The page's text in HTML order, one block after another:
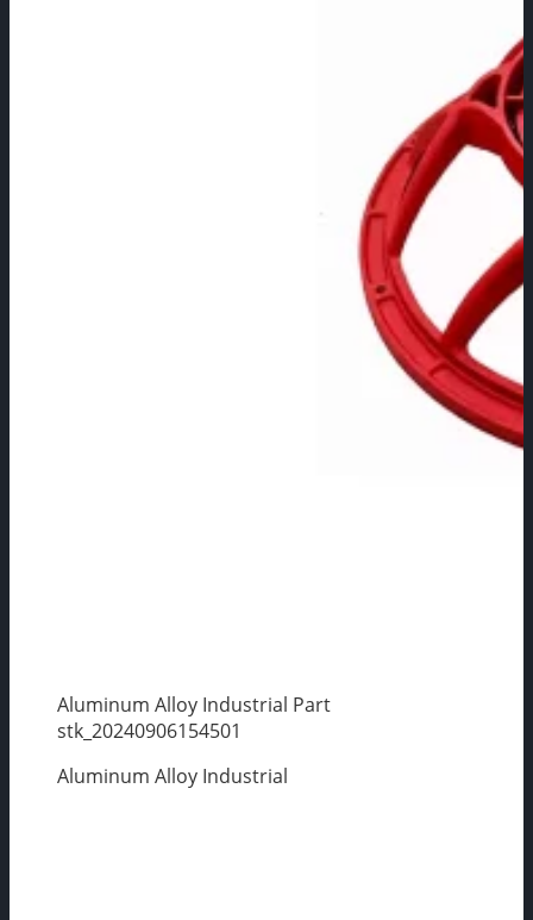
Aluminum Alloy Industrial Part
stk_20240906154501
Aluminum Alloy Industrial